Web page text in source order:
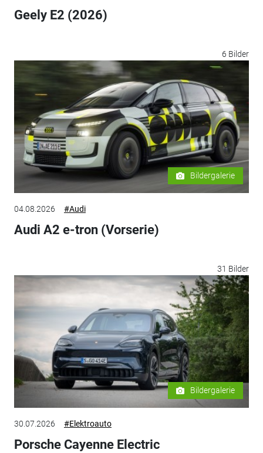
Geely E2 (2026)
6 Bilder
Bildergalerie
04.08.2026 #Audi
Audi A2 e-tron (Vorserie)
31 Bilder
Bildergalerie
30.07.2026 #Elektroauto
Porsche Cayenne Electric